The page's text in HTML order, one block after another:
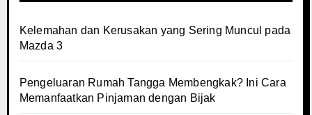
Kelemahan dan Kerusakan yang Sering Muncul pada
Mazda 3
Pengeluaran Rumah Tangga Membengkak? Ini Cara
Memanfaatkan Pinjaman dengan Bijak